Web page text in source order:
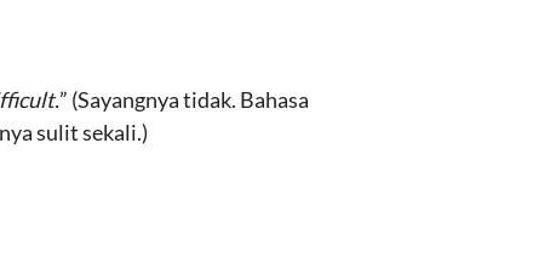
” (Sayangnya tidak. Bahasa
sulit sekali.)